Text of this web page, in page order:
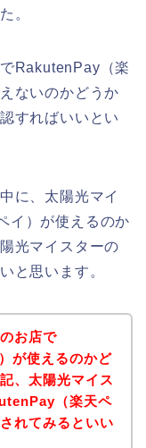
。
RakutenPay（楽
ないのかどうか
すればいいとい
に、太陽光マイ
イ）が使えるのか
光マイスターの
と思います。
お店で
が使えるのかど
、太陽光マイス
（楽天ペ
れてみるといい